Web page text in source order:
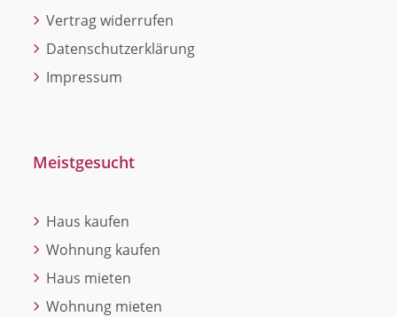
Vertrag widerrufen
Datenschutzerklärung
Impressum
Meistgesucht
Haus kaufen
Wohnung kaufen
Haus mieten
Wohnung mieten